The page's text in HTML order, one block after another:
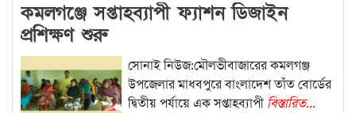
কমলগঞ্জে সপ্তাহব্যাপী ফ্যাশন ডিজাইন
প্রশিক্ষণ শুরু
সোনাই নিউজ:মৌলভীবাজারের কমলগঞ্জ
উপজেলার মাধবপুরে বাংলাদেশ তাঁত বোর্ডের
দ্বিতীয় পর্যায়ে এক সপ্তাহব্যাপী বিস্তারিত...